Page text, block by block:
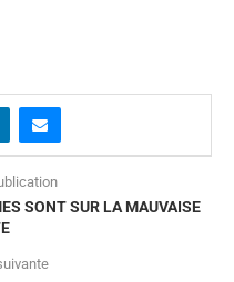
SONT SUR LA MAUVAISE